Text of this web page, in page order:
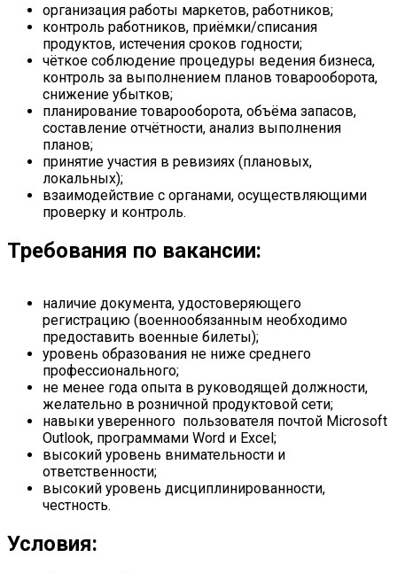
организация работы маркетов, работников;
контроль работников, приёмки/списания
продуктов, истечения сроков годности;
чёткое соблюдение процедуры ведения бизнеса,
контроль за выполнением планов товарооборота,
снижение убытков;
планирование товарооборота, объёма запасов,
составление отчётности, анализ выполнения
планов;
принятие участия в ревизиях (плановых,
локальных);
взаимодействие с органами, осуществляющими
проверку и контроль.
Требования по вакансии:
наличие документа, удостоверяющего
регистрацию (военнообязанным необходимо
предоставить военные билеты);
уровень образования не ниже среднего
профессионального;
не менее года опыта в руководящей должности,
желательно в розничной продуктовой сети;
навыки уверенного пользователя почтой Microsoft
Outlook, программами Word и Excel;
высокий уровень внимательности и
ответственности;
высокий уровень дисциплинированности,
честность.
Условия: